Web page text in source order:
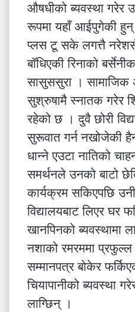
औषधीको ब्यवस्था गरेर
रूपमा यहाँ आईपुगेकी
प्लस टू सके लगत्तै
बॉधिएकी रिनाको
सासुससुरा । सामाजिक
सुश्रुषामै स्नातक गरेर
रहेको छ । दुवै छोरी
सुरूवात गर्न नखोजेकी
धान्ने एउटा नातिको
समर्थनले उनको बाटो
कार्यक्रम सकिएपछि
विद्यालयबाट लिएर घर
खानपिनको ब्यवस्थामा
नशाको रमरममा प्रफुल्ल
सम्मानपत्र बोकेर
चियापानीको ब्यवस्था
लाग्छिन् ।